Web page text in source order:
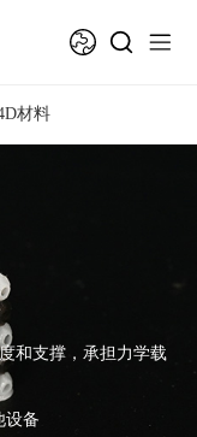
材料
和支撑，承担力学载
设备